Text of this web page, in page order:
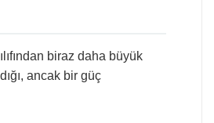
biraz daha büyük
ancak bir güç